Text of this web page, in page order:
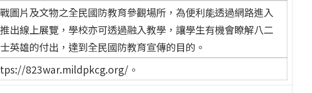
圖片及文物之全民國防教育參觀場所，為便利能透過網路進入
出線上展覽，學校亦可透過融入教學，讓學生有機會瞭解八二
英雄的付出，達到全民國防教育宣傳的目的。
823war.mildpkcg.org/。